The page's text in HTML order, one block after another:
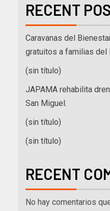
RECENT
Caravanas del
gratuitos a familias del
(sin título)
JAPAMA rehabilita
San Miguel.
(sin título)
(sin título)
RECENT
No hay comentarios